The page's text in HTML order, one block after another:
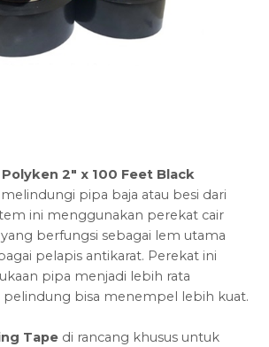
2″ x 100 Feet Black
pipa baja atau besi dari
ini menggunakan perekat cair
yang berfungsi sebagai lem utama
pelapis antikarat. Perekat ini
pipa menjadi lebih rata
pelindung bisa menempel lebih kuat.
Tape di rancang khusus untuk